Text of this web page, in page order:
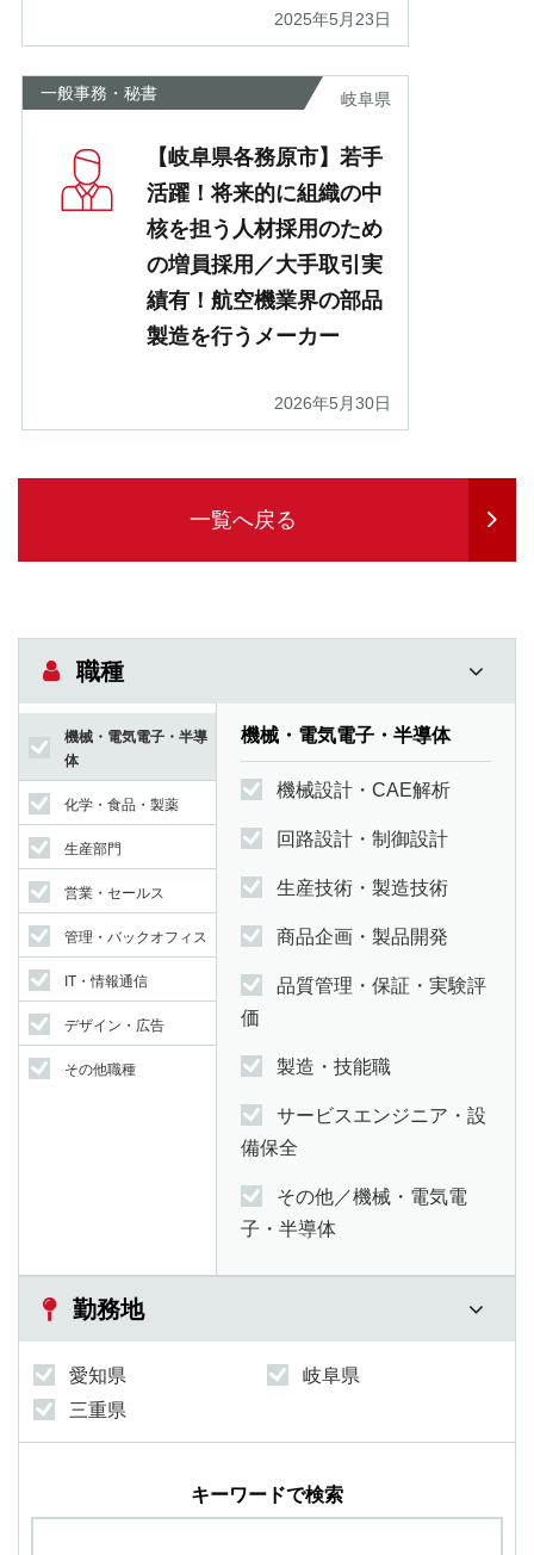
2025年5月23日
一般事務・秘書 岐阜県
【岐阜県各務原市】若手
活躍！将来的に組織の中
核を担う人材採用のため
の増員採用／大手取引実
績有！航空機業界の部品
製造を行うメーカー
2026年5月30日
一覧へ戻る
職種
機械・電気電子・半導
体
化学・食品・製薬
生産部門
営業・セールス
管理・バックオフィス
IT・情報通信
デザイン・広告
その他職種
機械・電気電子・半導体
機械設計・CAE解析
回路設計・制御設計
生産技術・製造技術
商品企画・製品開発
品質管理・保証・実験評
価
製造・技能職
サービスエンジニア・設
備保全
その他／機械・電気電
子・半導体
勤務地
愛知県
岐阜県
三重県
キーワードで検索